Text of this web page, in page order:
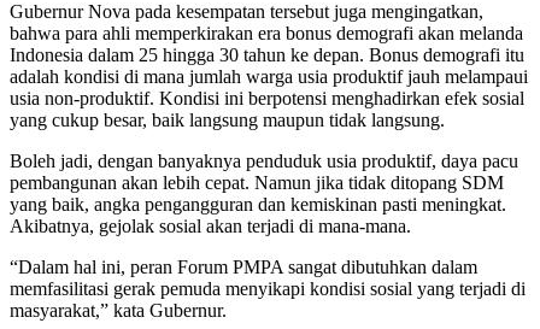
Gubernur Nova pada kesempatan tersebut juga mengingatkan,
bahwa para ahli memperkirakan era bonus demografi akan melanda
Indonesia dalam 25 hingga 30 tahun ke depan. Bonus demografi itu
adalah kondisi di mana jumlah warga usia produktif jauh melampaui
usia non-produktif. Kondisi ini berpotensi menghadirkan efek sosial
yang cukup besar, baik langsung maupun tidak langsung.
Boleh jadi, dengan banyaknya penduduk usia produktif, daya pacu
pembangunan akan lebih cepat. Namun jika tidak ditopang SDM
yang baik, angka pengangguran dan kemiskinan pasti meningkat.
Akibatnya, gejolak sosial akan terjadi di mana-mana.
“Dalam hal ini, peran Forum PMPA sangat dibutuhkan dalam
memfasilitasi gerak pemuda menyikapi kondisi sosial yang terjadi di
masyarakat,” kata Gubernur.